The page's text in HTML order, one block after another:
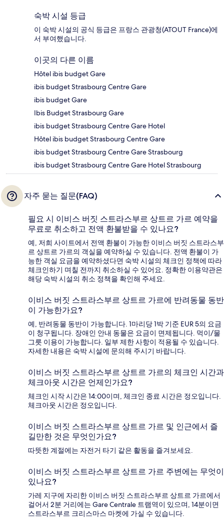
숙박 시설 등급
이 숙박 시설의 공식 등급은 프랑스 관광청(ATOUT France)에
서 부여했습니다.
이곳의 다른 이름
Hôtel ibis budget Gare
ibis budget Strasbourg Centre Gare
ibis budget Gare
Ibis Budget Strasbourg Gare
ibis budget Strasbourg Centre Gare Hotel
Hôtel ibis budget Strasbourg Centre Gare
ibis budget Strasbourg Centre Gare Strasbourg
ibis budget Strasbourg Centre Gare Hotel Strasbourg
자주 묻는 질문(FAQ)
필요 시 이비스 버짓 스트라스부르 상트르 가르 예약을
무료로 취소하고 전액 환불받을 수 있나요?
예, 저희 사이트에서 전액 환불이 가능한 이비스 버짓 스트라스부
르 상트르 가르의 객실을 예약하실 수 있습니다. 전액 환불이 가
능한 객실 요금을 예약하셨다면 숙박 시설의 체크인 정책에 따라
체크인하기 며칠 전까지 취소하실 수 있어요. 정확한 이용약관은
해당 숙박 시설의 취소 정책을 확인해 주세요.
이비스 버짓 스트라스부르 상트르 가르에 반려동물 동반
이 가능한가요?
예, 반려동물 동반이 가능합니다. 1마리당 1박 기준 EUR 5의 요금
이 청구됩니다. 장애인 안내 동물은 요금이 면제됩니다. 먹이/물
그릇 이용이 가능합니다. 일부 제한 사항이 적용될 수 있습니다.
자세한 내용은 숙박 시설에 문의해 주시기 바랍니다.
이비스 버짓 스트라스부르 상트르 가르의 체크인 시간과
체크아웃 시간은 언제인가요?
체크인 시작 시간은 14:00이며, 체크인 종료 시간은 정오입니다.
체크아웃 시간은 정오입니다.
이비스 버짓 스트라스부르 상트르 가르 및 인근에서 즐
길만한 것은 무엇인가요?
따뜻한 계절에는 자전거 타기 같은 활동을 즐겨보세요.
이비스 버짓 스트라스부르 상트르 가르 주변에는 무엇이
있나요?
가레 지구에 자리한 이비스 버짓 스트라스부르 상트르 가르에서
걸어서 2분 거리에는 Gare Centrale 트램역이 있으며, 14분이면
스트라스부르 크리스마스 마켓에 가실 수 있습니다.